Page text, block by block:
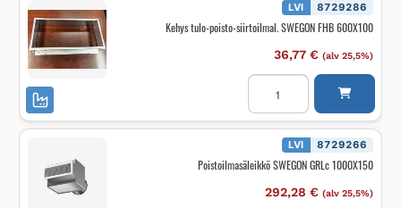
LVI 8729286
Kehys tulo-poisto-siirtoilmal. SWEGON FHB 600X100
36,77 € (alv 25,5%)
Kehys
poisto-
siirtoilmal.
SWEGON
600X100
määrä
LVI 8729266
Poistoilmasäleikkö SWEGON GRLc 1000X150
292,28 € (alv 25,5%)